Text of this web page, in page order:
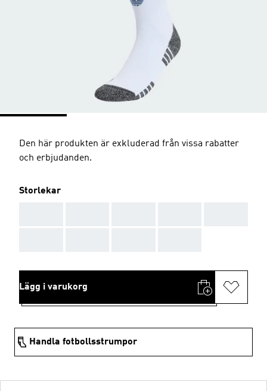
Den här produkten är exkluderad från vissa rabatter
och erbjudanden.
Storlekar
Lägg i varukorg
Handla fotbollsstrumpor